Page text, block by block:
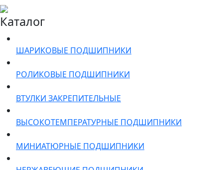
Каталог
ШАРИКОВЫЕ ПОДШИПНИКИ
РОЛИКОВЫЕ ПОДШИПНИКИ
ВТУЛКИ ЗАКРЕПИТЕЛЬНЫЕ
ВЫСОКОТЕМПЕРАТУРНЫЕ ПОДШИПНИКИ
МИНИАТЮРНЫЕ ПОДШИПНИКИ